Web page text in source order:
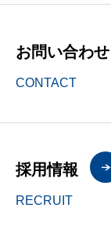
お問い合わせ
CONTACT
採用情報
RECRUIT